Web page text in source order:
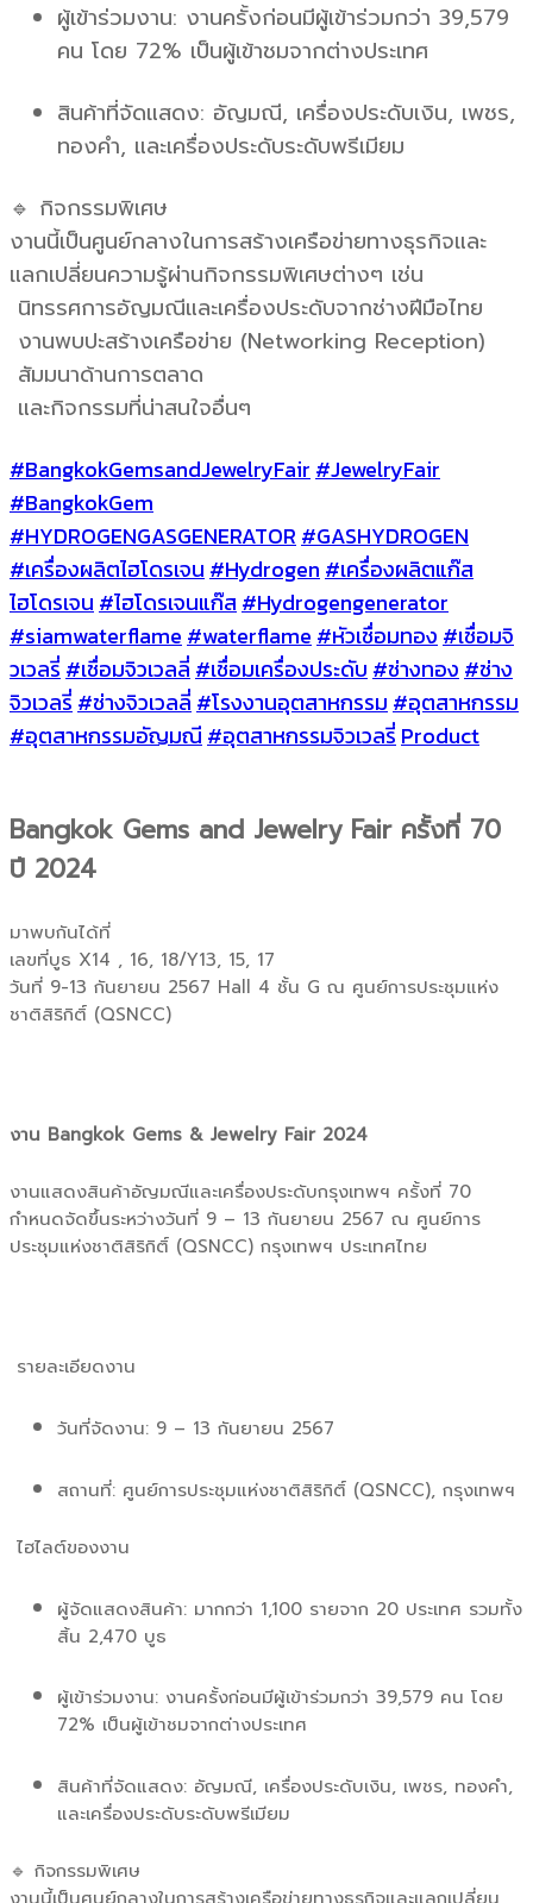
ผู้เข้าร่วมงาน: งานครั้งก่อนมีผู้เข้าร่วมกว่า 39,579
คน โดย 72% เป็นผู้เข้าชมจากต่างประเทศ
สินค้าที่จัดแสดง: อัญมณี, เครื่องประดับเงิน, เพชร,
ทองคำ, และเครื่องประดับระดับพรีเมียม
🔹 กิจกรรมพิเศษ
งานนี้เป็นศูนย์กลางในการสร้างเครือข่ายทางธุรกิจและ
แลกเปลี่ยนความรู้ผ่านกิจกรรมพิเศษต่างๆ เช่น
นิทรรศการอัญมณีและเครื่องประดับจากช่างฝีมือไทย
งานพบปะสร้างเครือข่าย (Networking Reception)
สัมมนาด้านการตลาด
และกิจกรรมที่น่าสนใจอื่นๆ
#BangkokGemsandJewelryFair #JewelryFair
#BangkokGem
#HYDROGENGASGENERATOR #GASHYDROGEN
#เครื่องผลิตไฮโดรเจน #Hydrogen #เครื่องผลิตแก๊ส
ไฮโดรเจน #ไฮโดรเจนแก๊ส #Hydrogengenerator
#siamwaterflame #waterflame #หัวเชื่อมทอง #เชื่อมจิ
วเวลรี่ #เชื่อมจิวเวลลี่ #เชื่อมเครื่องประดับ #ช่างทอง #ช่าง
จิวเวลรี่ #ช่างจิวเวลลี่ #โรงงานอุตสาหกรรม #อุตสาหกรรม
#อุตสาหกรรมอัญมณี #อุตสาหกรรมจิวเวลรี่ Product
Bangkok Gems and Jewelry Fair ครั้งที่ 70
ปี 2024
มาพบกันได้ที่
เลขที่บูธ X14 , 16, 18/Y13, 15, 17
วันที่ 9-13 กันยายน 2567 Hall 4 ชั้น G ณ ศูนย์การประชุมแห่ง
ชาติสิริกิติ์ (QSNCC)
งาน Bangkok Gems & Jewelry Fair 2024
งานแสดงสินค้าอัญมณีและเครื่องประดับกรุงเทพฯ ครั้งที่ 70
กำหนดจัดขึ้นระหว่างวันที่ 9 – 13 กันยายน 2567 ณ ศูนย์การ
ประชุมแห่งชาติสิริกิติ์ (QSNCC) กรุงเทพฯ ประเทศไทย
รายละเอียดงาน
วันที่จัดงาน: 9 – 13 กันยายน 2567
สถานที่: ศูนย์การประชุมแห่งชาติสิริกิติ์ (QSNCC), กรุงเทพฯ
ไฮไลต์ของงาน
ผู้จัดแสดงสินค้า: มากกว่า 1,100 รายจาก 20 ประเทศ รวมทั้ง
สิ้น 2,470 บูธ
ผู้เข้าร่วมงาน: งานครั้งก่อนมีผู้เข้าร่วมกว่า 39,579 คน โดย
72% เป็นผู้เข้าชมจากต่างประเทศ
สินค้าที่จัดแสดง: อัญมณี, เครื่องประดับเงิน, เพชร, ทองคำ,
และเครื่องประดับระดับพรีเมียม
🔹 กิจกรรมพิเศษ